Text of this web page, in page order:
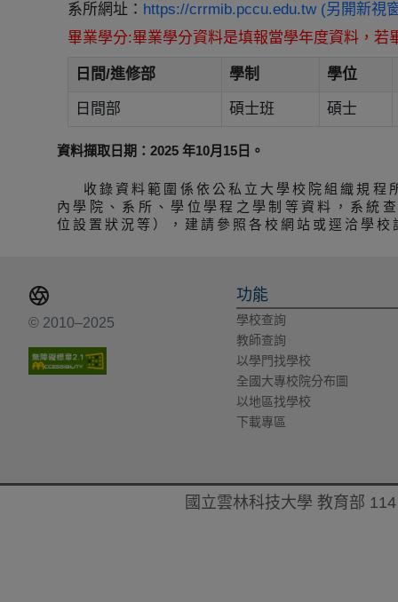
系所網址： https://crrmib.pccu.edu.tw (另開新視
畢業學分:畢業學分資料是填報當學年度資料，
日間/進修部 學制 學位
日間部 碩士班 碩士
資料擷取日期：2025 年10月15日。
收錄資料範圍係依公私立大學校院組織規
內學院、系所、學位學程之學制等資料，系統
位設置狀況等），建請參照各校網站或逕洽學校
© 2010–2025
功能
學校查詢
教師查詢
以學門找學校
全國大專校院分布圖
以地區找學校
下載專區
國立雲林科技大學 教育部